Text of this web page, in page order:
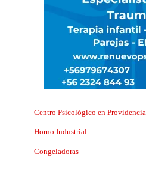
Centro Psicológico en Providencia
Horno Industrial
Congeladoras